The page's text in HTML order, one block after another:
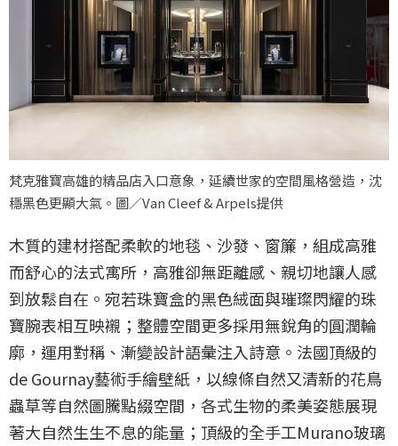
梵克雅寶高雄的精品店入口意象，延續世家的空間風格營造，沈
穩黑色更顯大氣。圖／Van Cleef & Arpels提供
木質的建材搭配柔軟的地毯、沙發、窗簾，組成高雅
而舒心的法式寓所，高雅卻無距離感、親切地讓人感
到放鬆自在。宛若珠寶盒的黑色絨面與璀璨閃耀的珠
寶腕表相互映襯；整體空間更多採用無銳角的圓潤輪
廓，運用對稱、漸變設計語彙注入詩意。法國頂級的
de Gournay藝術手繪壁紙，以線條自然又清新的花鳥
蟲草等自然圖騰點綴空間，各式生物的柔美姿態展現
著大自然生生不息的能量；頂級的全手工Murano玻璃